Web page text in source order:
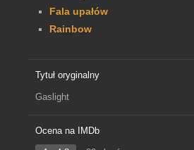
Fala upałów
Rainbow
Tytuł oryginalny
Gaslight
Ocena na IMDb